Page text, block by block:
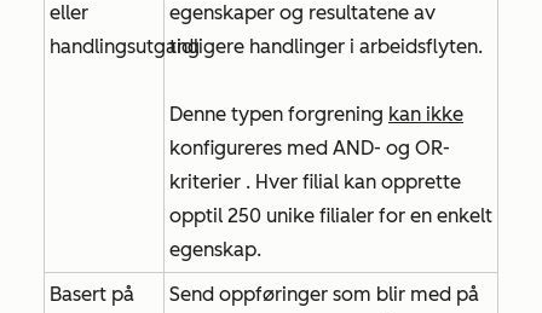
eller
handlingsutgang
egenskaper og resultatene av
tidligere handlinger i arbeidsflyten.
Denne typen forgrening kan ikke
konfigureres med AND- og OR-
kriterier . Hver filial kan opprette
opptil 250 unike filialer for en enkelt
egenskap.
Basert på
Send oppføringer som blir med på